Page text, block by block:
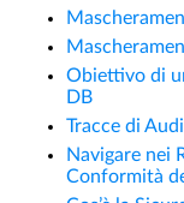
Obiettivo di
DB
Tracce di
Navigare nei
Conformità